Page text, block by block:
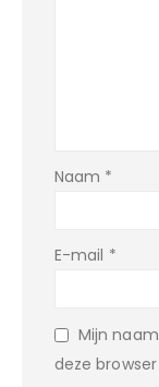
Naam *
E-mail *
Mijn
deze